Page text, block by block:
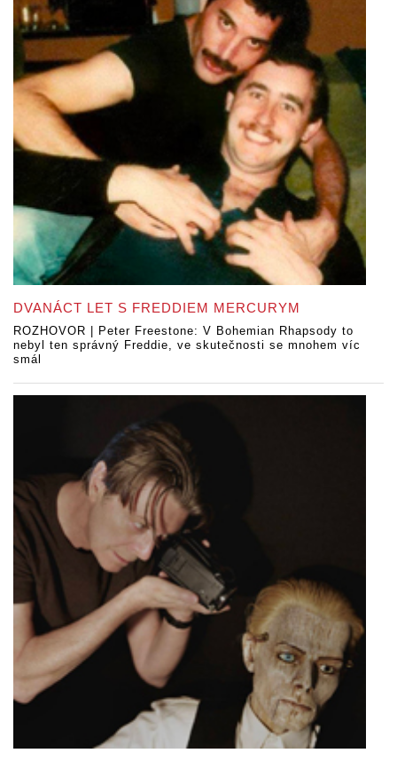
DVANÁCT LET S FREDDIEM MERCURYM
ROZHOVOR | Peter Freestone: V Bohemian Rhapsody to
nebyl ten správný Freddie, ve skutečnosti se mnohem víc
smál